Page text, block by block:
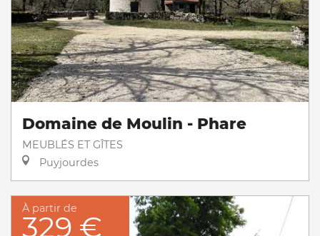
Domaine de Moulin - Phare
MEUBLÉS ET GÎTES
Puyjourdes
À partir de
329 €